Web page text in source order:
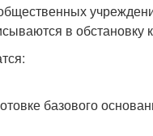
в обстановку
базового